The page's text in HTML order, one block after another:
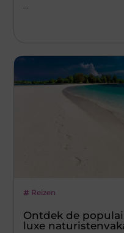
...
Reizen
Ontdek de
luxe